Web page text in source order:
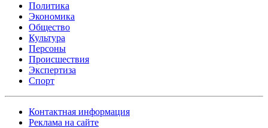
Политика
Экономика
Общество
Культура
Персоны
Происшествия
Экспертиза
Спорт
Контактная информация
Реклама на сайте